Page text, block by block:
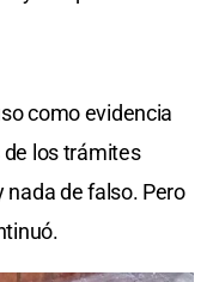
como evidencia
los trámites
nada de falso. Pero